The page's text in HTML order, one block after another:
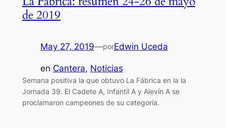
de 2019
May 27, 2019—porEdwin Uceda
en Cantera, Noticias
Semana positiva la que obtuvo La Fábrica en la la
Jornada 39. El Cadete A, Infantil A y Alevín A se
proclamaron campeones de su categoría.